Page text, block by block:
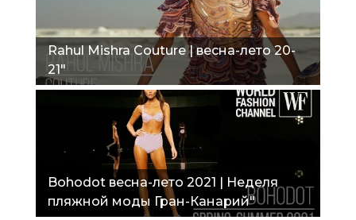
Rahul Mishra Couture | весна-лето 20-
21"
Bohodot весна-лето 2021 | Неделя
пляжной моды Гран-Канарий"